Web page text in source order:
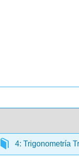
4: Trigonometría